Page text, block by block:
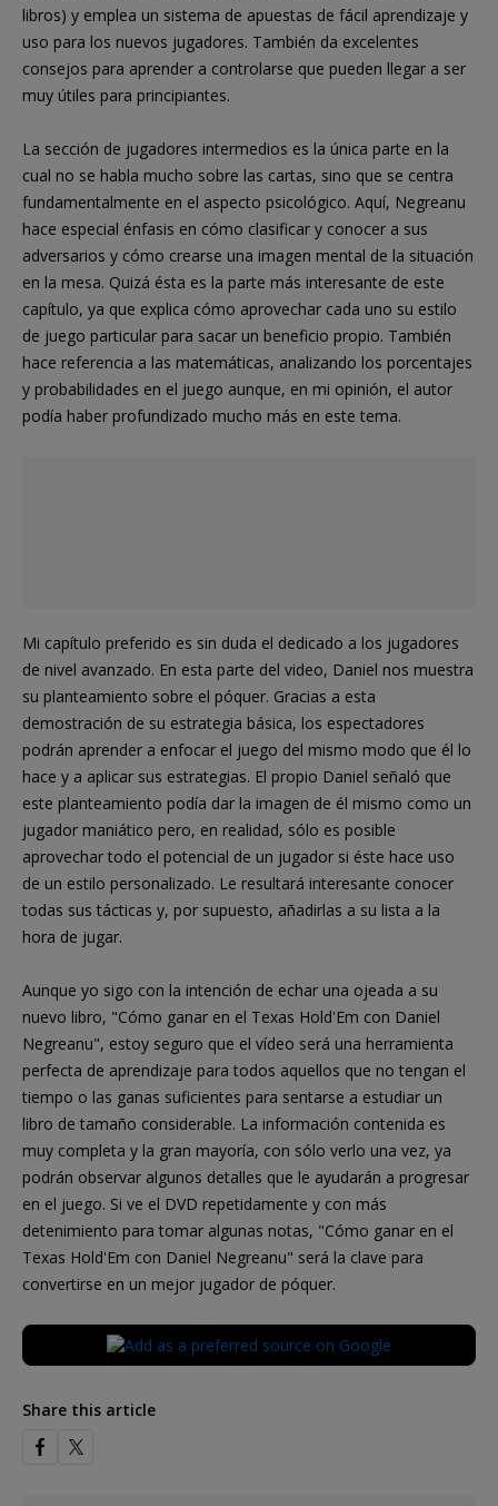
libros) y emplea un sistema de apuestas de fácil aprendizaje y
uso para los nuevos jugadores. También da excelentes
consejos para aprender a controlarse que pueden llegar a ser
muy útiles para principiantes.
La sección de jugadores intermedios es la única parte en la
cual no se habla mucho sobre las cartas, sino que se centra
fundamentalmente en el aspecto psicológico. Aquí, Negreanu
hace especial énfasis en cómo clasificar y conocer a sus
adversarios y cómo crearse una imagen mental de la situación
en la mesa. Quizá ésta es la parte más interesante de este
capítulo, ya que explica cómo aprovechar cada uno su estilo
de juego particular para sacar un beneficio propio. También
hace referencia a las matemáticas, analizando los porcentajes
y probabilidades en el juego aunque, en mi opinión, el autor
podía haber profundizado mucho más en este tema.
Mi capítulo preferido es sin duda el dedicado a los jugadores
de nivel avanzado. En esta parte del video, Daniel nos muestra
su planteamiento sobre el póquer. Gracias a esta
demostración de su estrategia básica, los espectadores
podrán aprender a enfocar el juego del mismo modo que él lo
hace y a aplicar sus estrategias. El propio Daniel señaló que
este planteamiento podía dar la imagen de él mismo como un
jugador maniático pero, en realidad, sólo es posible
aprovechar todo el potencial de un jugador si éste hace uso
de un estilo personalizado. Le resultará interesante conocer
todas sus tácticas y, por supuesto, añadirlas a su lista a la
hora de jugar.
Aunque yo sigo con la intención de echar una ojeada a su
nuevo libro, "Cómo ganar en el Texas Hold'Em con Daniel
Negreanu", estoy seguro que el vídeo será una herramienta
perfecta de aprendizaje para todos aquellos que no tengan el
tiempo o las ganas suficientes para sentarse a estudiar un
libro de tamaño considerable. La información contenida es
muy completa y la gran mayoría, con sólo verlo una vez, ya
podrán observar algunos detalles que le ayudarán a progresar
en el juego. Si ve el DVD repetidamente y con más
detenimiento para tomar algunas notas, "Cómo ganar en el
Texas Hold'Em con Daniel Negreanu" será la clave para
convertirse en un mejor jugador de póquer.
Share this article